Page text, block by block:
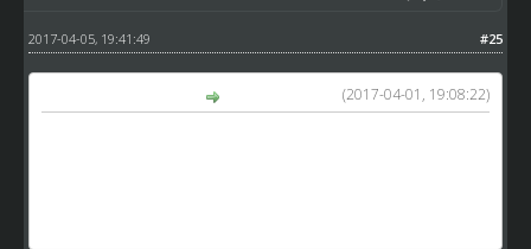
#25
2017-04-05, 19:41:49
(2017-04-01, 19:08:22)